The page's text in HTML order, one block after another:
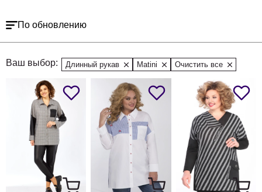
По обновлению
Ваш выбор: Длинный рукав Matini Очистить все